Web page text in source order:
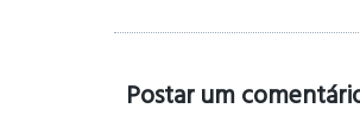
Postar um